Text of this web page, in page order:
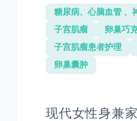
糖尿病、心脑血管 、
子宫肌瘤
卵巢巧
子宫肌瘤患者护理
卵巢囊肿
现代女性身兼